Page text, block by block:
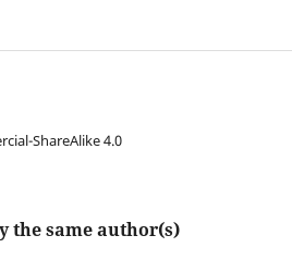
ShareAlike 4.0
the same author(s)